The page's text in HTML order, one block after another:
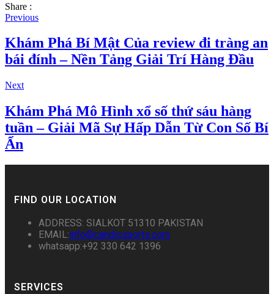
Share :
Previous
Khám Phá Bí Mật Của review đi tràng an
bái đính – Nền Tảng Giải Trí Hàng Đầu
Next
Khám Phá Mô Hình xổ số thứ sáu hàng
tuần – Giải Mã Sự Hấp Dẫn Từ Con Số Bí
Ẩn
FIND OUR LOCATION
ADDRESS: SIALKOT 51310 PAKISTAN
EMAIL:info@candicsports.com
whatsapp:+92 330 642 1396
SERVICES